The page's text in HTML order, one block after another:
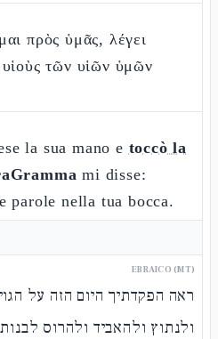
πρὸς ὑμᾶς, λέγει
τῶν υἱῶν ὑμῶν
la sua mano e toccò la
mi disse:
parole nella tua bocca.
EBRAICO (MT)
ראה הפקדתיך היום הזה על
ולנתוץ ולהאביד ולהרוס